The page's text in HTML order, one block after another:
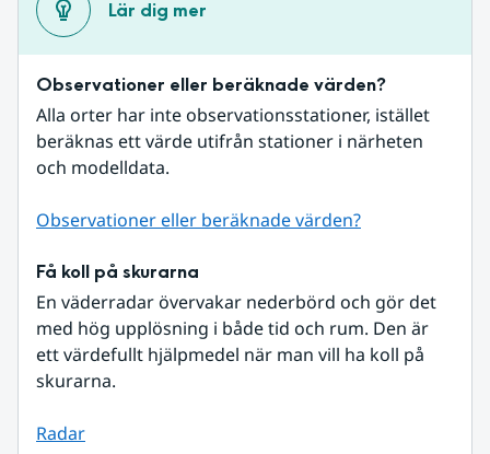
Lär dig mer
Observationer eller beräknade värden?
Alla orter har inte observationsstationer, istället
beräknas ett värde utifrån stationer i närheten
och modelldata.
Observationer eller beräknade värden?
Få koll på skurarna
En väderradar övervakar nederbörd och gör det
med hög upplösning i både tid och rum. Den är
ett värdefullt hjälpmedel när man vill ha koll på
skurarna.
Radar